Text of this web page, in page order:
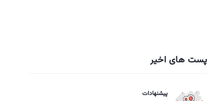
پست های اخیر
پیشنهادات